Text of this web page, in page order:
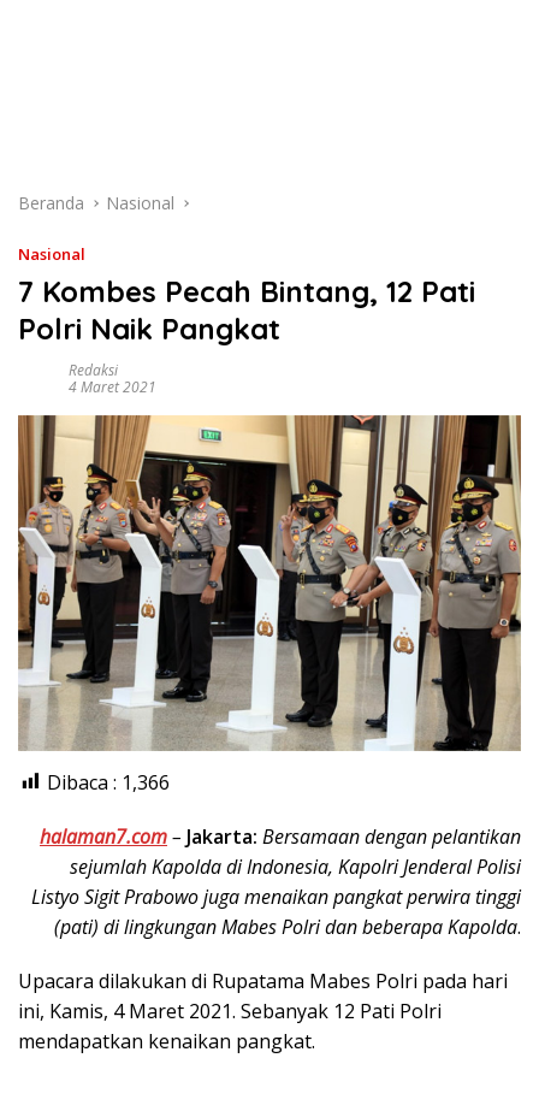
Beranda Nasional
Nasional
7 Kombes Pecah Bintang, 12 Pati
Polri Naik Pangkat
Redaksi
4 Maret 2021
Dibaca : 1,366
halaman7.com– Jakarta: Bersamaan dengan pelantikan
sejumlah Kapolda di Indonesia, Kapolri Jenderal Polisi
Listyo Sigit Prabowo juga menaikan pangkat perwira tinggi
(pati) di lingkungan Mabes Polri dan beberapa Kapolda.
Upacara dilakukan di Rupatama Mabes Polri pada hari
ini, Kamis, 4 Maret 2021. Sebanyak 12 Pati Polri
mendapatkan kenaikan pangkat.